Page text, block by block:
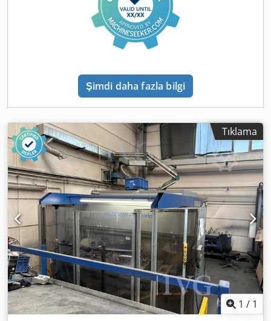
Şimdi daha fazla bilgi
Tıklama
1 / 1